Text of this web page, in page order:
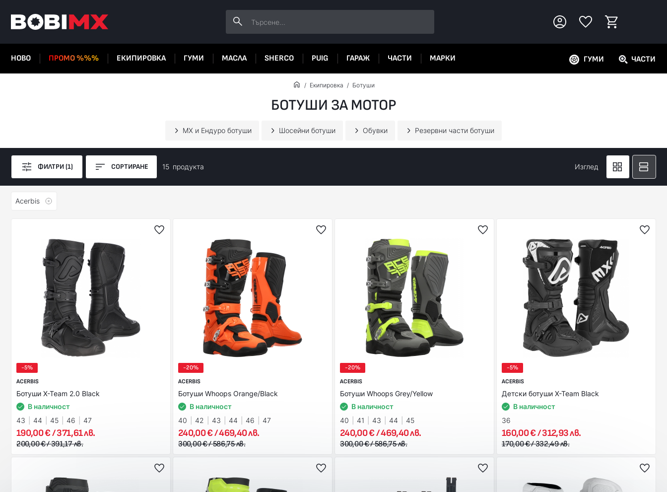
НОВО ПРОМО %%% ЕКИПИРОВКА ГУМИ МАСЛА SHERCO PUIG ГАРАЖ ЧАСТИ МАРКИ ГУМИ ЧАСТИ
Екипировка Ботуши
БОТУШИ ЗА МОТОР
МХ и Ендуро ботуши Шосейни ботуши Обувки Резервни части ботуши
ФИЛТРИ (1) СОРТИРАНЕ 15 продуктa Изглед
Acerbis
-5%
ACERBIS
Ботуши X-Team 2.0 Black
В наличност
43
44 45 46 47
190,00 € / 371,61 лв.
200,00 € / 391,17 лв.
-20%
ACERBIS
Ботуши Whoops Orange/Black
В наличност
40
42 43 44 46 47
240,00 € / 469,40 лв.
300,00 € / 586,75 лв.
-20%
ACERBIS
Ботуши Whoops Grey/Yellow
В наличност
40
41 43 44 45
240,00 € / 469,40 лв.
300,00 € / 586,75 лв.
-5%
ACERBIS
Детски ботуши X-Team Black
В наличност
36
160,00 € / 312,93 лв.
170,00 € / 332,49 лв.